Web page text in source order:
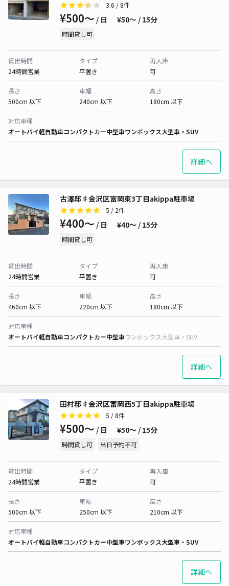
3.6 / 8件
¥500〜 / 日 ¥50〜 / 15分
時間貸し可
貸出時間
24時間営業
タイプ
平置き
再入庫
可
長さ
500cm 以下
車幅
240cm 以下
高さ
180cm 以下
対応車種
オートバイ軽自動車コンパクトカー中型車ワンボックス大型車・SUV
詳細へ
古澤邸♯金沢区富岡東3丁目akippa駐車場
5 / 2件
¥400〜 / 日 ¥40〜 / 15分
時間貸し可
貸出時間
24時間営業
タイプ
平置き
再入庫
可
長さ
460cm 以下
車幅
220cm 以下
高さ
180cm 以下
対応車種
オートバイ軽自動車コンパクトカー中型車ワンボックス大型車・SUV
詳細へ
田村邸♯金沢区富岡西5丁目akippa駐車場
5 / 8件
¥500〜 / 日 ¥50〜 / 15分
時間貸し可 当日予約不可
貸出時間
24時間営業
タイプ
平置き
再入庫
可
長さ
500cm 以下
車幅
250cm 以下
高さ
210cm 以下
対応車種
オートバイ軽自動車コンパクトカー中型車ワンボックス大型車・SUV
詳細へ